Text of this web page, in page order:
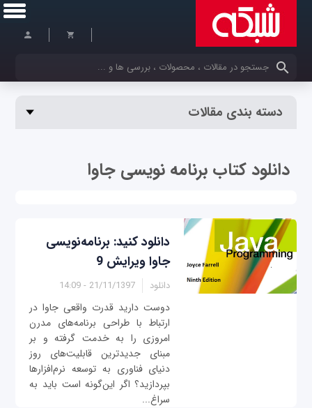
کلمات کلیدی خود را وارد کنید
دسته بندی مقالات
دانلود کتاب برنامه نویسی جاوا
دانلود کنید: برنامه‌نویسی
جاوا ویرایش 9
دانلود 21/11/1397 - 14:09
دوست دارید قدرت واقعی جاوا در
ارتباط با طراحی برنامه‌های مدرن
امروزی را به خدمت گرفته و بر
مبنای جدیدترین قابلیت‌های روز
دنیای فناوری به توسعه‌ نرم‌افزارها
بپردازید؟ اگر این‌گونه است باید به
سراغ...